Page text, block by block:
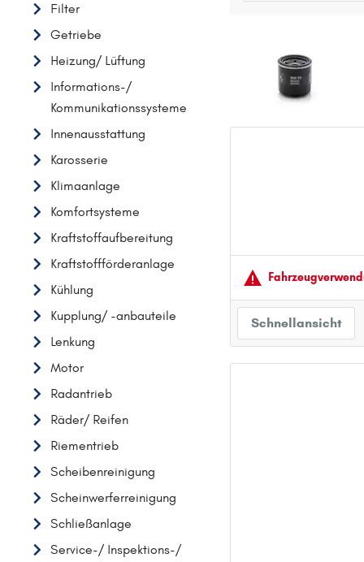
Filter
Getriebe
Heizung/ Lüftung
Informations-/
Kommunikationssysteme
Innenausstattung
Karosserie
Klimaanlage
Komfortsysteme
Kraftstoffaufbereitung
Kraftstoffförderanlage
Kühlung
Kupplung/ -anbauteile
Lenkung
Motor
Radantrieb
Räder/ Reifen
Riementrieb
Scheibenreinigung
Scheinwerferreinigung
Schließanlage
Service-/ Inspektions-/
OPEL
MERCEDES-BENZ
BMW
CHEVROLET
CITROËN
D
Schnellansicht